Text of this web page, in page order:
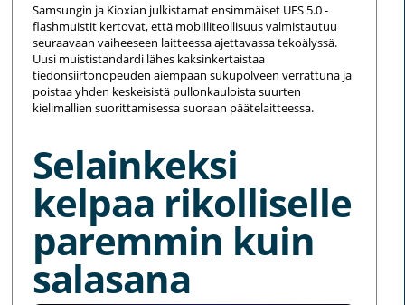
Samsungin ja Kioxian julkistamat ensimmäiset UFS 5.0 -
flashmuistit kertovat, että mobiiliteollisuus valmistautuu
seuraavaan vaiheeseen laitteessa ajettavassa tekoälyssä.
Uusi muististandardi lähes kaksinkertaistaa
tiedonsiirtonopeuden aiempaan sukupolveen verrattuna ja
poistaa yhden keskeisistä pullonkauloista suurten
kielimallien suorittamisessa suoraan päätelaitteessa.
Selainkeksi
kelpaa rikolliselle
paremmin kuin
salasana